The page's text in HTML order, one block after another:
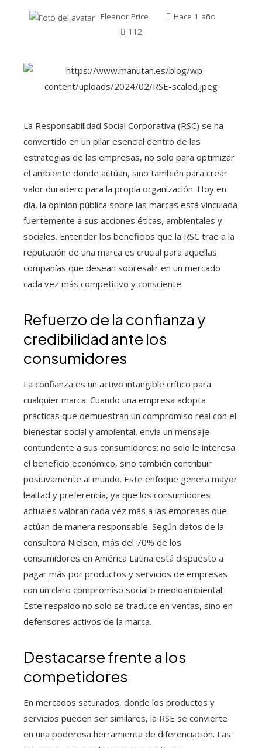
Eleanor Price
Hace 1 año
112
La Responsabilidad Social Corporativa (RSC) se ha
convertido en un pilar esencial dentro de las
estrategias de las empresas, no solo para optimizar
el ambiente donde actúan, sino también para crear
valor duradero para la propia organización. Hoy en
día, la opinión pública sobre las marcas está vinculada
fuertemente a sus acciones éticas, ambientales y
sociales. Entender los beneficios que la RSC trae a la
reputación de una marca es crucial para aquellas
compañías que desean sobresalir en un mercado
cada vez más competitivo y consciente.
Refuerzo de la confianza y
credibilidad ante los
consumidores
La confianza es un activo intangible crítico para
cualquier marca. Cuando una empresa adopta
prácticas que demuestran un compromiso real con el
bienestar social y ambiental, envía un mensaje
contundente a sus consumidores: no solo le interesa
el beneficio económico, sino también contribuir
positivamente al mundo. Este enfoque genera mayor
lealtad y preferencia, ya que los consumidores
actuales valoran cada vez más a las empresas que
actúan de manera responsable. Según datos de la
consultora Nielsen, más del 70% de los
consumidores en América Latina está dispuesto a
pagar más por productos y servicios de empresas
con un claro compromiso social o medioambiental.
Este respaldo no solo se traduce en ventas, sino en
defensores activos de la marca.
Destacarse frente a los
competidores
En mercados saturados, donde los productos y
servicios pueden ser similares, la RSE se convierte
en una poderosa herramienta de diferenciación. Las